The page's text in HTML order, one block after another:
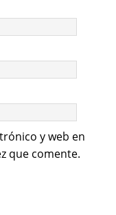
y web en
que comente.